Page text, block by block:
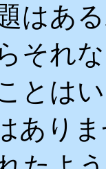
はあ
それ
とは
あり